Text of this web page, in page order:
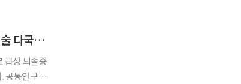
고대구로병원·분당서울대병원 공동연구팀, 뇌졸중 AI 진단 기술 다국적 검증 성공
급성 뇌졸중